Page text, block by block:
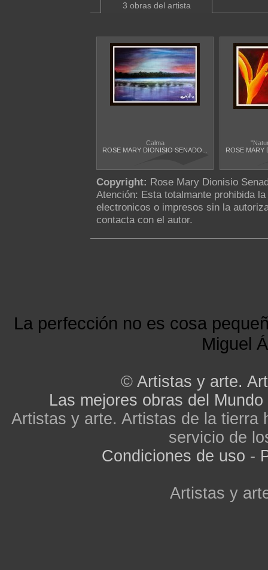
3 obras del artista
Calma
ROSE MARY DIONISIO SENADO...
ROSE MARY
Copyright: Rose Mary Dionisio
Atención: Esta totalmante prohibida
electronicos o impresos sin la
contacta con el autor.
La perfección no es cosa
Miguel
© Artistas y arte.
Las mejores obras del Mundo
Artistas y arte. Artistas de la tierra
servicio de
Condiciones de uso -
Artistas y